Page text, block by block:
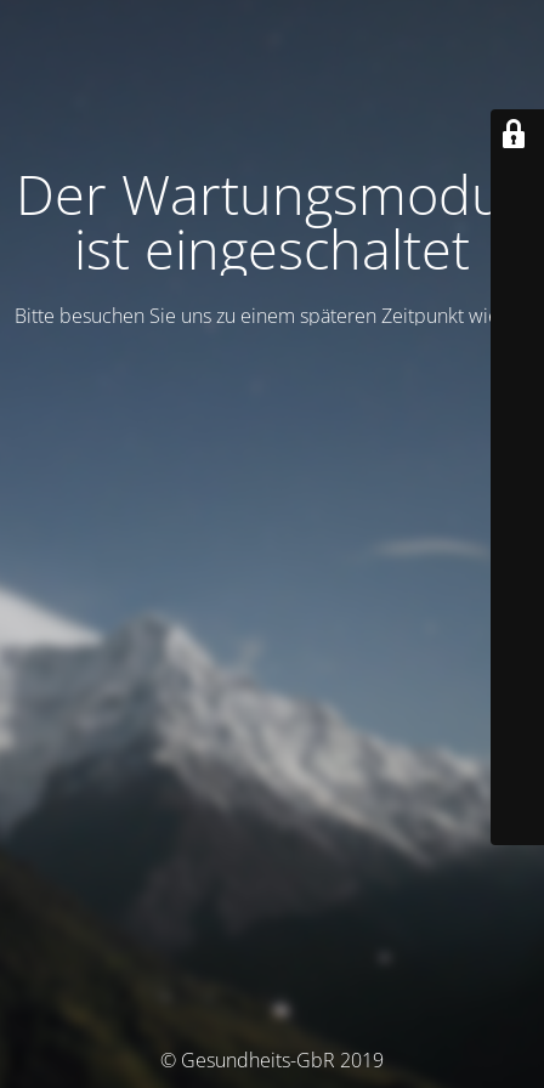
Der Wartungsmodus
ist eingeschaltet
Bitte besuchen Sie uns zu einem späteren Zeitpunkt wieder
© Gesundheits-GbR 2019